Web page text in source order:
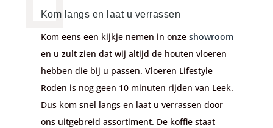
Kom langs en laat u verrassen
Kom eens een kijkje nemen in onze showroom
en u zult zien dat wij altijd de houten vloeren
hebben die bij u passen. Vloeren Lifestyle
Roden is nog geen 10 minuten rijden van Leek.
Dus kom snel langs en laat u verrassen door
ons uitgebreid assortiment. De koffie staat